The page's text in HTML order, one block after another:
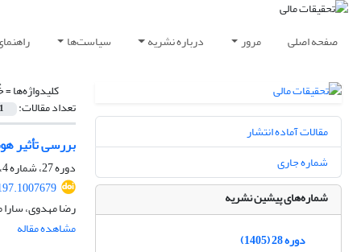
صفحه اصلی مرور درباره نشریه سیاست‌ها
کلیدواژه‌ها =
تعداد مقالات: 1
بررسی تأثیر
دوره 27، شماره 4، 1404، صفحه
رضا مهدوی،
مشاهده مقاله
مقالات آماده انتشار
شماره جاری
شماره‌های پیشین نشریه
دوره 28 (1405)